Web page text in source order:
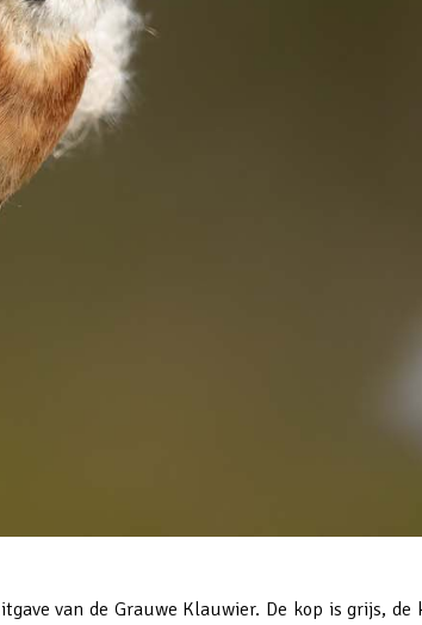
van de Grauwe Klauwier. De kop is grijs,